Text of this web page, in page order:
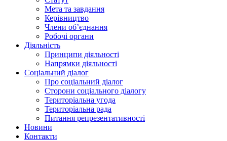
Мета та завдання
Керівництво
Члени об’єднання
Робочі органи
Діяльність
Принципи діяльності
Напрямки діяльності
Соціальний діалог
Про соціальний діалог
Сторони соціального діалогу
Територіальна угода
Територіальна рада
Питання репрезентативності
Новини
Контакти